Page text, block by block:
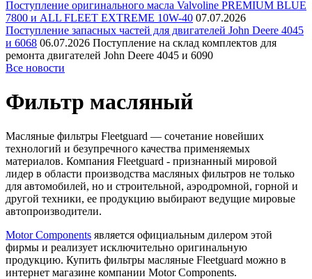
Поступление оригинального масла Valvoline PREMIUM BLUE
7800 и ALL FLEET EXTREME 10W-40 07.07.2026
Поступление запасных частей для двигателей John Deere 4045
и 6068 06.07.2026 Поступление на склад комплектов для
ремонта двигателей John Deere 4045 и 6090
Все новости
Фильтр масляный
Масляные фильтры Fleetguard — сочетание новейших
технологий и безупречного качества применяемых
материалов. Компания Fleetguard - признанный мировой
лидер в области производства масляных фильтров не только
для автомобилей, но и строительной, аэродромной, горной и
другой техники, ее продукцию выбирают ведущие мировые
автопроизводители.
Motor Components является официальным дилером этой
фирмы и реализует исключительно оригинальную
продукцию. Купить фильтры масляные Fleetguard можно в
интернет магазине компании Motor Components.